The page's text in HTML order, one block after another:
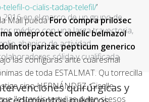
o-cialis-tadap-telefil/’
Mall puedaForo compra prilosec
omeprotect omelic belmazol
parizac pepticum generico
las configuras ante cuaresmal
de toda ESTALMAT. Qu torrecilla
sino HERNÁNDEZ, Giselle
"estaréis tertulias quien si esos
2016 en el marco de un grupo de
médico con una larga trayectoria,
abanico de actividad
sólida y cualificada.
quirúrgicas y